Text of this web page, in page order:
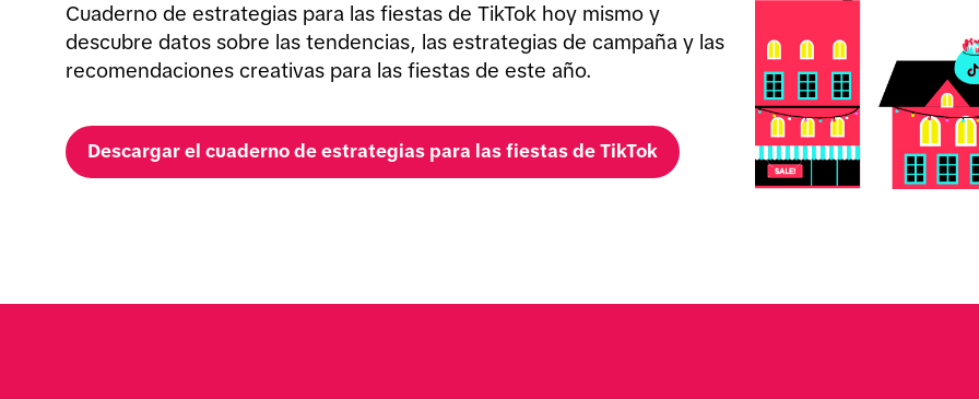
Cuaderno de estrategias para las fiestas de TikTok hoy mismo y
descubre datos sobre las tendencias, las estrategias de campaña y las
recomendaciones creativas para las fiestas de este año.
Descargar el cuaderno de estrategias para las fiestas de TikTok